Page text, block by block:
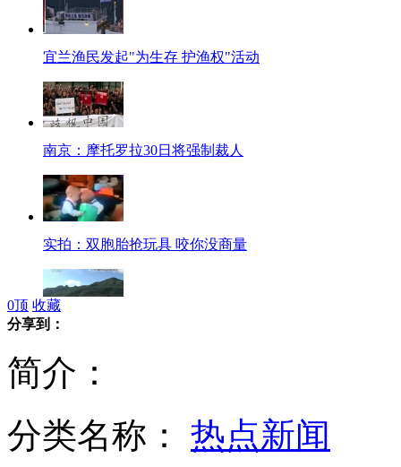
宜兰渔民发起"为生存 护渔权"活动
南京：摩托罗拉30日将强制裁人
实拍：双胞胎抢玩具 咬你没商量
高学历美女城管成执法新"亮点"
0顶 收藏
分享到：
简介：
分类名称： 热点新闻